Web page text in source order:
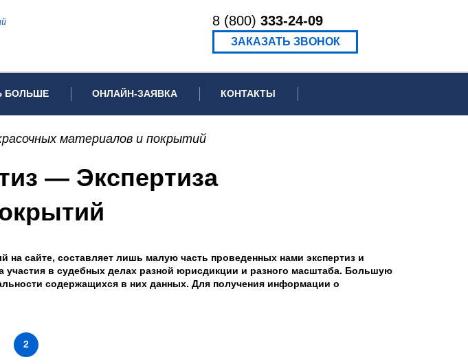
8 (800) 333-24-09
ЗАКАЗАТЬ ЗВОНОК
экспертиза
экспертиза
экспертиза
экспертиза
экспертиза
экспертиза
БОЛЬШЕ
экспертиз
база
ОНЛАЙН-ЗАЯВКА
Заявка на информационное письмо для суда
Заявка на проведение рецензии
Задать вопрос
КОНТАКТЫ
материалов и покрытий
— Экспертиза
сайте, составляет лишь малую часть проведенных нами экспертиз и
в судебных делах разной юрисдикции и разного масштаба. Большую
содержащихся в них данных. Для получения информации о
2